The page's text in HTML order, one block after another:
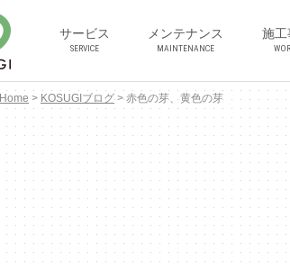
サービス
SERVICE
メンテナンス
MAINTENANCE
施工
Home > KOSUGIブログ>赤色の芽、黄色の芽